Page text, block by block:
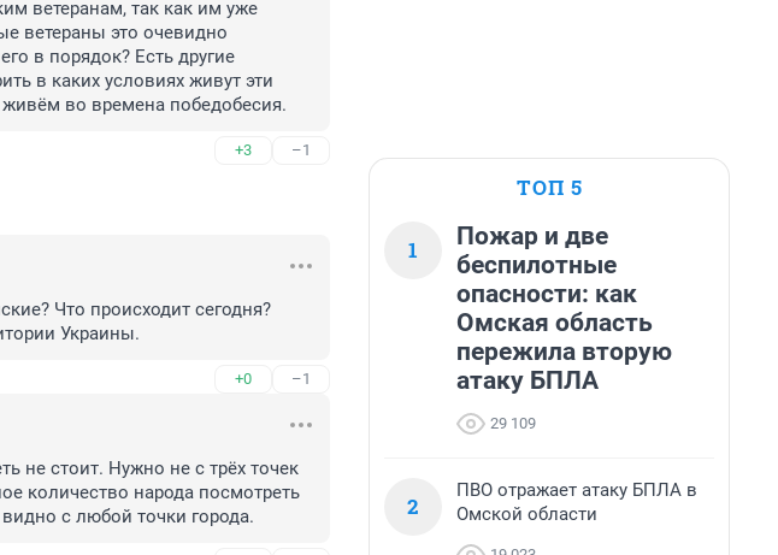
ветеранам, так как им уже
ветераны это очевидно
в порядок? Есть другие
в каких условиях живут эти
во времена победобесия.
+3 –1
Что происходит сегодня?
Украины.
+0 –1
не стоит. Нужно не с трёх точек
количество народа посмотреть
с любой точки города.
ТОП 5
1
Пожар и две
беспилотные
опасности: как
Омская область
пережила вторую
атаку БПЛА
29 109
2
ПВО отражает атаку БПЛА в
Омской области